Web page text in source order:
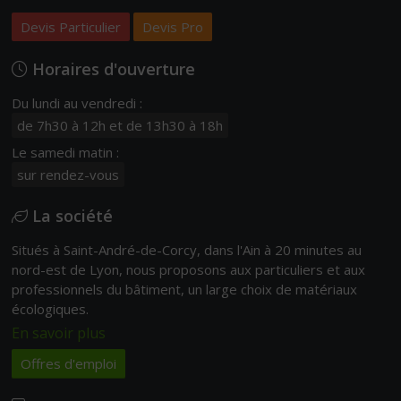
Devis Particulier Devis Pro
Horaires d'ouverture
Du lundi au vendredi :
de 7h30 à 12h et de 13h30 à 18h
Le samedi matin :
sur rendez-vous
La société
Situés à Saint-André-de-Corcy, dans l'Ain à 20 minutes au
nord-est de Lyon, nous proposons aux particuliers et aux
professionnels du bâtiment, un large choix de matériaux
écologiques.
En savoir plus
Offres d'emploi